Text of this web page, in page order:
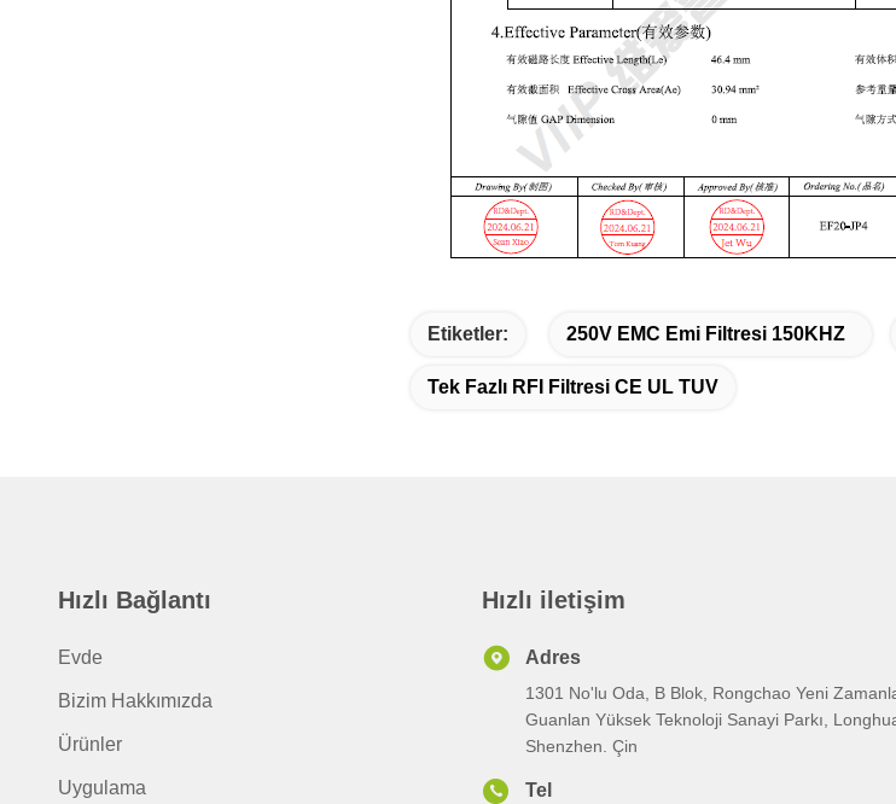
Etiketler: 250V EMC Emi Filtresi 150KHZ
Tek Fazlı RFI Filtresi CE UL TUV
Hızlı Bağlantı
Evde
Bizim Hakkımızda
Ürünler
Uygulama
Hızlı iletişim
Adres
1301 No'lu Oda, B Blok, Rongchao Yeni
Guanlan Yüksek Teknoloji Sanayi Parkı,
Shenzhen. Çin
Tel